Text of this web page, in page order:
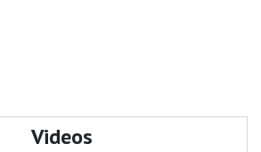
Videos